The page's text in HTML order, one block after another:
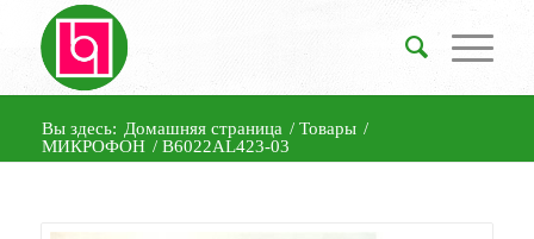
Вы здесь: Домашняя страница / Товары /
МИКРОФОН / B6022AL423-03